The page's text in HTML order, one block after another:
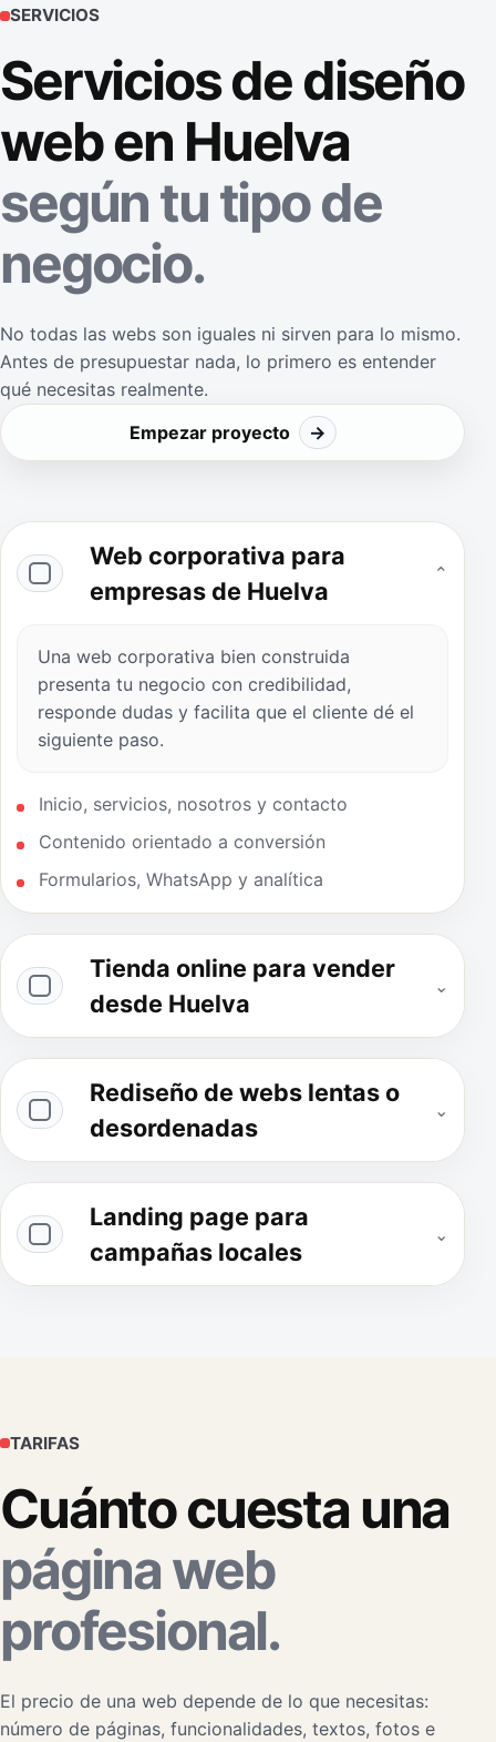
SERVICIOS
Servicios de diseño
web en Huelva
según tu tipo de
negocio.
No todas las webs son iguales ni sirven para lo mismo.
Antes de presupuestar nada, lo primero es entender
qué necesitas realmente.
Empezar proyecto
→
Web corporativa para
empresas de Huelva
⌄
Una web corporativa bien construida
presenta tu negocio con credibilidad,
responde dudas y facilita que el cliente dé el
siguiente paso.
Inicio, servicios, nosotros y contacto
Contenido orientado a conversión
Formularios, WhatsApp y analítica
Tienda online para vender
desde Huelva
⌄
Rediseño de webs lentas o
desordenadas
⌄
Landing page para
campañas locales
⌄
TARIFAS
Cuánto cuesta una
página web
profesional.
El precio de una web depende de lo que necesitas:
número de páginas, funcionalidades, textos, fotos e